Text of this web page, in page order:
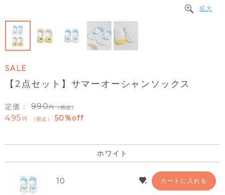
拡大
SALE
【2点セット】サマーオーシャンソックス
定価： 990 （税込）
495 税込 50%off
ホワイト
10 カートに入れる